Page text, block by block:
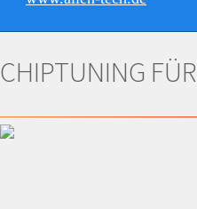
CHIPTUNING FÜR